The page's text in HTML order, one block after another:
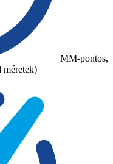
MM-pontos,
méretek)